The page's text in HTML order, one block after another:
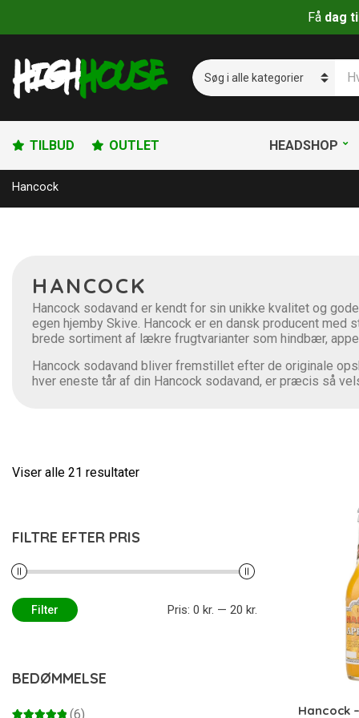
Få dag
C
n
g
o
u
TILBUD OUTLET HEADSHOP
Hancock
HANCOCK
Hancock sodavand er kendt for sin unikke kvalitet og
egen hjemby Skive. Hancock er en dansk producent
brede sortiment af lækre frugtvarianter som hindbær,
Hancock sodavand bliver fremstillet efter de originale
hver eneste tår af din Hancock sodavand, er præcis så
Viser alle 21 resultater
Hancock
FILTRE EFTER PRIS
Mindste
Højeste
Filter Pris: 0 kr. — 20 kr.
BEDØMMELSE
(6)